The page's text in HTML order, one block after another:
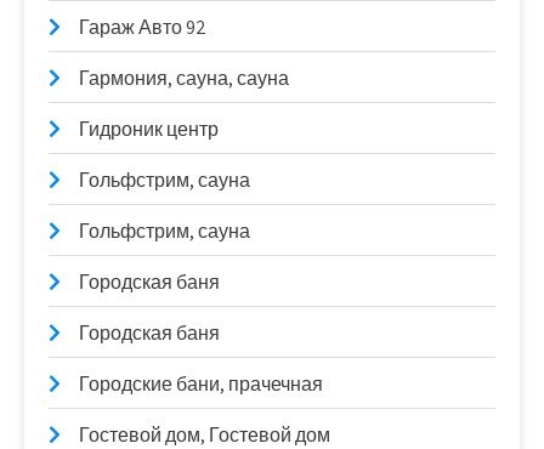
Гараж Авто 92
Гармония, сауна, сауна
Гидроник центр
Гольфстрим, сауна
Гольфстрим, сауна
Городская баня
Городская баня
Городские бани, прачечная
Гостевой дом, Гостевой дом